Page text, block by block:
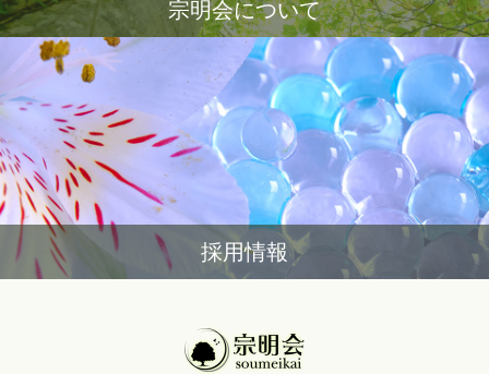
宗明会について
採用情報